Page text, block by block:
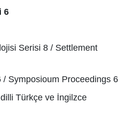
6
Serisi 8 / Settlement
Symposioum Proceedings 6
Türkçe ve İngilzce